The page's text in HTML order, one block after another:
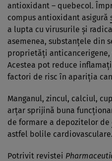
antioxidant – quebecol.
compus antioxidant asigură
a lupta cu virusurile şi
asemenea, substanţele din
proprietăţi anticancerigene,
Acestea pot reduce
factori de risc în apariţia
Manganul, zincul, calciul,
arţar sprijină buna
de formare a depozitelor de
astfel bolile cardiovasculare.
Potrivit revistei